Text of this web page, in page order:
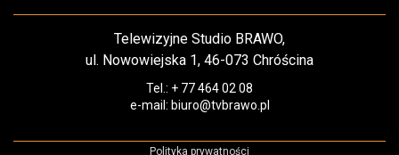
Telewizyjne Studio BRAWO,
ul. Nowowiejska 1, 46-073 Chróścina
Tel.: + 77 464 02 08
e-mail: biuro@tvbrawo.pl
Polityka prywatności